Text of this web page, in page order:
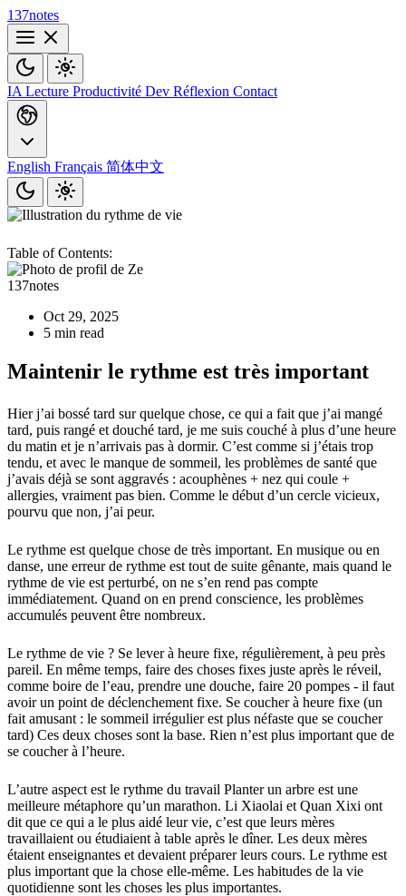
137notes
IA Lecture Productivité Dev Réflexion Contact
English Français 简体中文
Table of Contents:
137notes
Oct 29, 2025
5 min read
Maintenir le rythme est très important
Hier j’ai bossé tard sur quelque chose, ce qui a fait que j’ai mangé
tard, puis rangé et douché tard, je me suis couché à plus d’une heure
du matin et je n’arrivais pas à dormir. C’est comme si j’étais trop
tendu, et avec le manque de sommeil, les problèmes de santé que
j’avais déjà se sont aggravés : acouphènes + nez qui coule +
allergies, vraiment pas bien. Comme le début d’un cercle vicieux,
pourvu que non, j’ai peur.
Le rythme est quelque chose de très important. En musique ou en
danse, une erreur de rythme est tout de suite gênante, mais quand le
rythme de vie est perturbé, on ne s’en rend pas compte
immédiatement. Quand on en prend conscience, les problèmes
accumulés peuvent être nombreux.
Le rythme de vie ? Se lever à heure fixe, régulièrement, à peu près
pareil. En même temps, faire des choses fixes juste après le réveil,
comme boire de l’eau, prendre une douche, faire 20 pompes - il faut
avoir un point de déclenchement fixe. Se coucher à heure fixe (un
fait amusant : le sommeil irrégulier est plus néfaste que se coucher
tard) Ces deux choses sont la base. Rien n’est plus important que de
se coucher à l’heure.
L’autre aspect est le rythme du travail Planter un arbre est une
meilleure métaphore qu’un marathon. Li Xiaolai et Quan Xixi ont
dit que ce qui a le plus aidé leur vie, c’est que leurs mères
travaillaient ou étudiaient à table après le dîner. Les deux mères
étaient enseignantes et devaient préparer leurs cours. Le rythme est
plus important que la chose elle-même. Les habitudes de la vie
quotidienne sont les choses les plus importantes.